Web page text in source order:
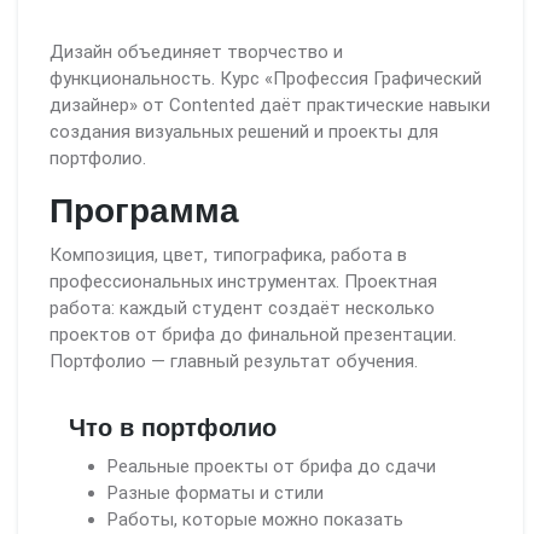
Дизайн объединяет творчество и
функциональность. Курс «Профессия Графический
дизайнер» от Contented даёт практические навыки
создания визуальных решений и проекты для
портфолио.
Программа
Композиция, цвет, типографика, работа в
профессиональных инструментах. Проектная
работа: каждый студент создаёт несколько
проектов от брифа до финальной презентации.
Портфолио — главный результат обучения.
Что в портфолио
Реальные проекты от брифа до сдачи
Разные форматы и стили
Работы, которые можно показать